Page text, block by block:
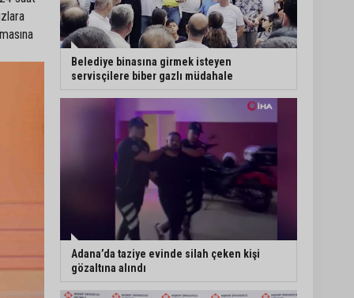
Belediye binasına girmek isteyen
servisçilere biber gazlı müdahale
Adana’da taziye evinde silah çeken kişi
gözaltına alındı